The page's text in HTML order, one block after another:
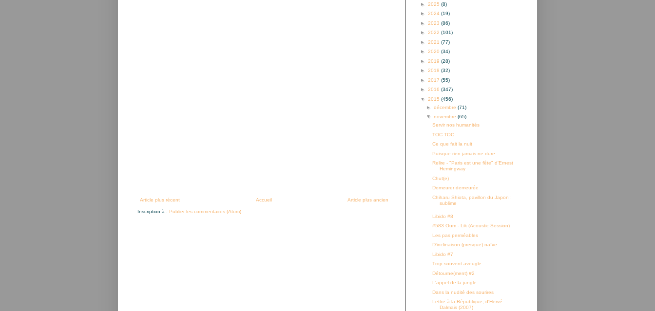
Article plus récent Article plus ancien
Accueil
Inscription à : Publier les commentaires (Atom)
► 2025 (8)
► 2024 (19)
► 2023 (86)
► 2022 (101)
► 2021 (77)
► 2020 (34)
► 2019 (28)
► 2018 (32)
► 2017 (55)
► 2016 (347)
▼ 2015 (456)
► décembre (71)
▼ novembre (65)
Servir nos humanités
TOC TOC
Ce que fait la nuit
Puisque rien jamais ne dure
Relire - "Paris est une fête" d'Ernest
Hemingway
Chut(e)
Demeurer demeurée
Chiharu Shiota, pavillon du Japon :
sublime
Libido #8
#583 Oum - Lik (Acoustic Session)
Les pas perméables
D'inclinaison (presque) naïve
Libido #7
Trop souvent aveugle
Détourne(ment) #2
L'appel de la jungle
Dans la nudité des sourires
Lettre à la République, d'Hervé
Dalmais (2007)